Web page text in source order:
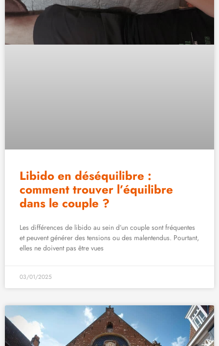
Libido en déséquilibre :
comment trouver l’équilibre
dans le couple ?
Les différences de libido au sein d’un couple sont fréquentes
et peuvent générer des tensions ou des malentendus. Pourtant,
elles ne doivent pas être vues
03/01/2025